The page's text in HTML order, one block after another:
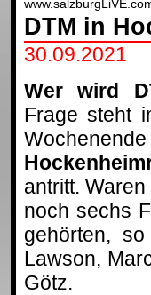
DTM in
30.09.2021
Wer wird
Frage steht
antritt.
noch sechs
gehörten,
Lawson,
Götz.